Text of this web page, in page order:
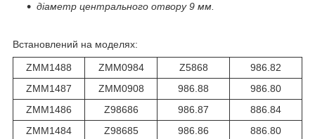
діаметр центрального отвору 9 мм.
Встановлений на моделях:
ZMM1488 ZMM0984 Z5868
986.82
ZMM1487
ZMM0908 986.88
986.80
ZMM1486
Z98686 986.87
886.84
ZMM1484
Z98685 986.86
886.80